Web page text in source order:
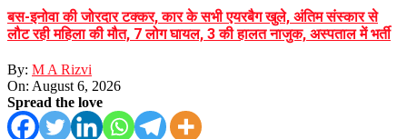
बस-इनोवा की जोरदार टक्कर, कार के सभी एयरबैग खुले, अंतिम संस्कार से
लौट रही महिला की मौत, 7 लोग घायल, 3 की हालत नाजुक, अस्पताल में भर्ती
By: M A Rizvi
On: August 6, 2026
Spread the love